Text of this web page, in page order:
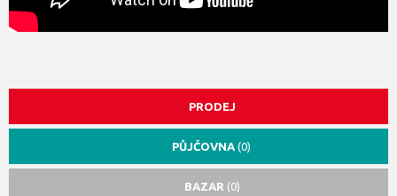
PRODEJ
PŮJČOVNA (0)
BAZAR (0)